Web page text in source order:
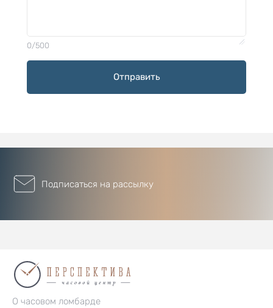
0/500
Отправить
Подписаться на рассылку
О часовом ломбарде